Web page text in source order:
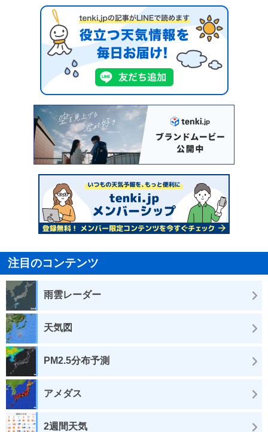
注目のコンテンツ
雨雲レーダー
天気図
PM2.5分布予測
アメダス
2週間天気